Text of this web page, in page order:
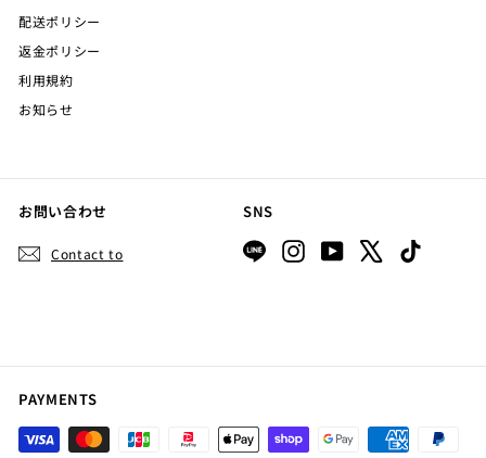
配送ポリシー
返金ポリシー
利用規約
お知らせ
お問い合わせ
Contact to
SNS
LINE Instagram
YouTube
PAYMENTS